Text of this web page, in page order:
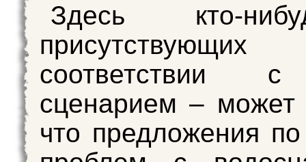
Здесь кто-
соответствии
сценарием – может
что предложения